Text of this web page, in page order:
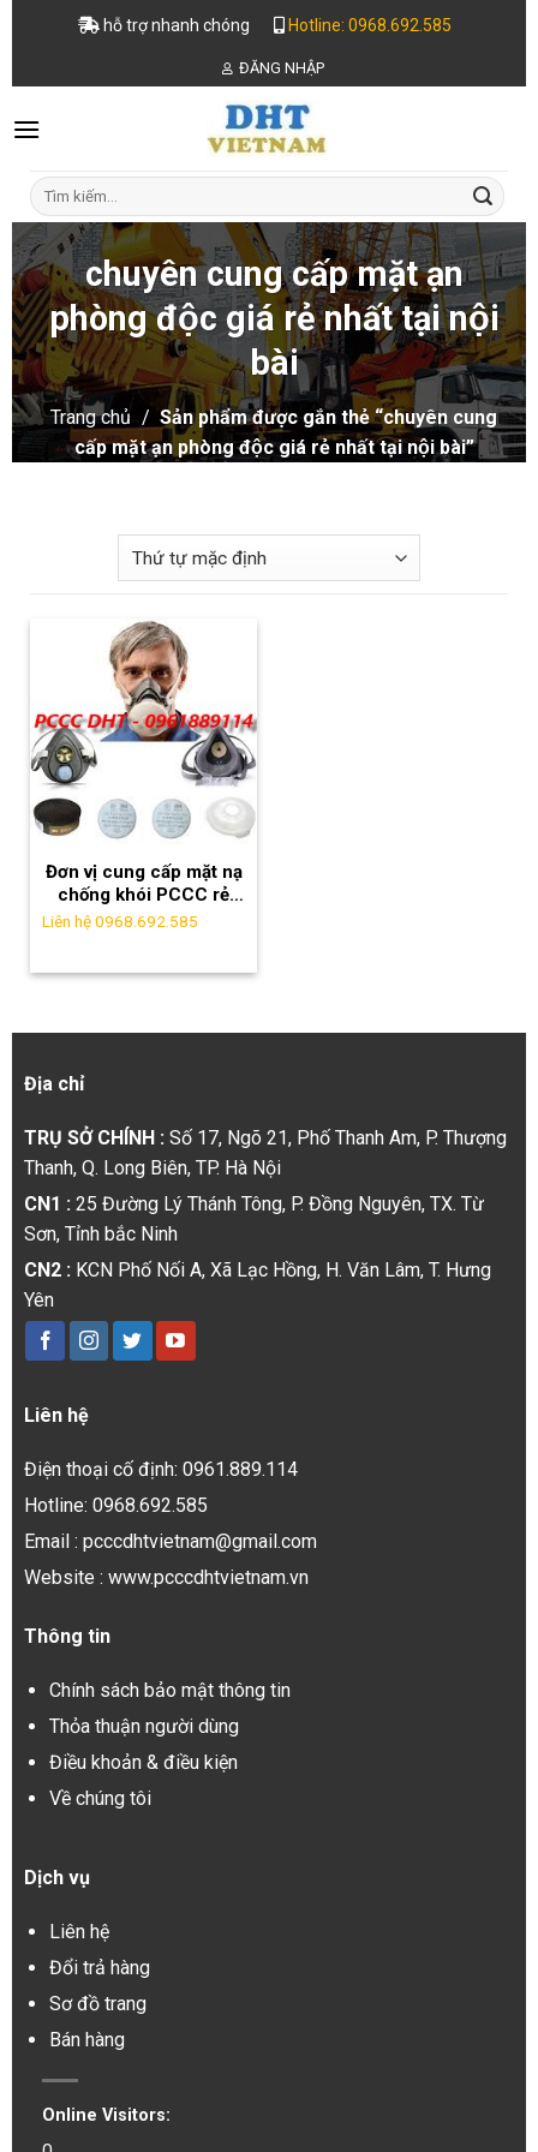
hỗ trợ nhanh chóng Hotline: 0968.692.585
ĐĂNG NHẬP
Tìm
kiếm:
chuyên cung cấp mặt ạn
phòng độc giá rẻ nhất tại nội
bài
Trang chủ / Sản phẩm được gắn thẻ “chuyên cung
cấp mặt ạn phòng độc giá rẻ nhất tại nội bài”
Đơn vị cung cấp mặt nạ
chống khói PCCC rẻ
nhất tại KCN Nội Bài
Liên hệ 0968.692.585
Địa chỉ
TRỤ SỞ CHÍNH : Số 17, Ngõ 21, Phố Thanh Am, P. Thượng
Thanh, Q. Long Biên, TP. Hà Nội
CN1 : 25 Đường Lý Thánh Tông, P. Đồng Nguyên, TX. Từ
Sơn, Tỉnh bắc Ninh
CN2 : KCN Phố Nối A, Xã Lạc Hồng, H. Văn Lâm, T. Hưng
Yên
Liên hệ
Điện thoại cố định: 0961.889.114
Hotline: 0968.692.585
Email : pcccdhtvietnam@gmail.com
Website : www.pcccdhtvietnam.vn
Thông tin
Chính sách bảo mật thông tin
Thỏa thuận người dùng
Điều khoản & điều kiện
Về chúng tôi
Dịch vụ
Liên hệ
Đổi trả hàng
Sơ đồ trang
Bán hàng
Online Visitors: